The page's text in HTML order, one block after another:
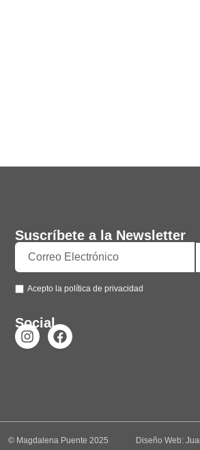
Suscríbete a la Newsletter
Acepto la política de privacidad
Social
© Magdalena Puente 2025 Diseño Web: